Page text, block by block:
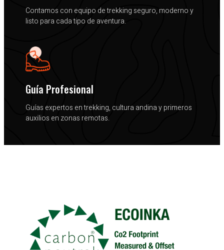
Contamos con equipo de trekking seguro, moderno y
listo para cada tipo de aventura.
Guía Profesional
Guías expertos en trekking, cultura andina y primeros
auxilios en zonas remotas.